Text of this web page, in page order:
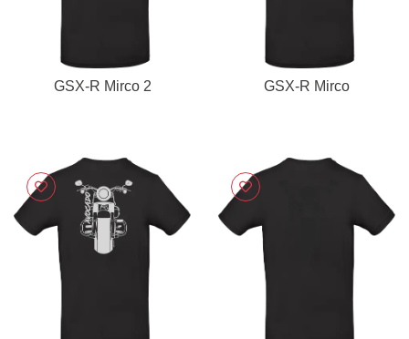
GSX-R Mirco 2 GSX-R Mirco